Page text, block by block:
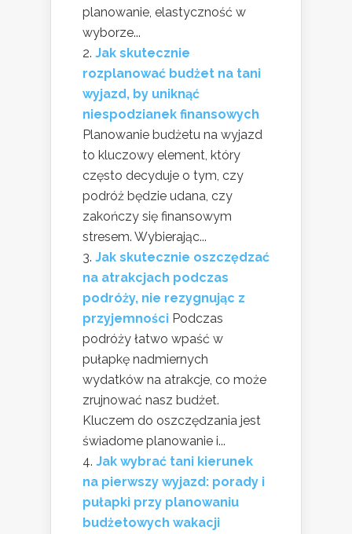
planowanie, elastyczność w
wyborze...
Jak skutecznie
rozplanować budżet na tani
wyjazd, by uniknąć
niespodzianek finansowych
Planowanie budżetu na wyjazd
to kluczowy element, który
często decyduje o tym, czy
podróż będzie udana, czy
zakończy się finansowym
stresem. Wybierając...
Jak skutecznie oszczędzać
na atrakcjach podczas
podróży, nie rezygnując z
przyjemności Podczas
podróży łatwo wpaść w
pułapkę nadmiernych
wydatków na atrakcje, co może
zrujnować nasz budżet.
Kluczem do oszczędzania jest
świadome planowanie i...
Jak wybrać tani kierunek
na pierwszy wyjazd: porady i
pułapki przy planowaniu
budżetowych wakacji